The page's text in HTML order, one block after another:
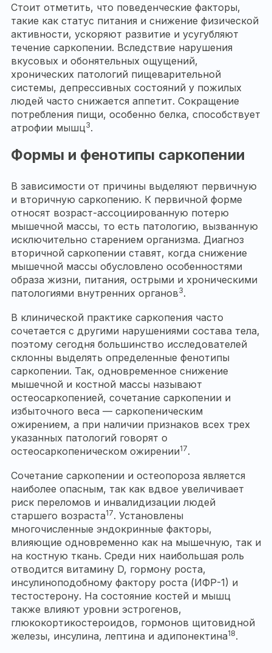
Стоит отметить, что поведенческие факторы,
такие как статус питания и снижение физической
активности, ускоряют развитие и усугубляют
течение саркопении. Вследствие нарушения
вкусовых и обонятельных ощущений,
хронических патологий пищеварительной
системы, депрессивных состояний у пожилых
людей часто снижается аппетит. Сокращение
потребления пищи, особенно белка, способствует
атрофии мышц3.
Формы и фенотипы саркопении
В зависимости от причины выделяют первичную
и вторичную саркопению. К первичной форме
относят возраст-ассоциированную потерю
мышечной массы, то есть патологию, вызванную
исключительно старением организма. Диагноз
вторичной саркопении ставят, когда снижение
мышечной массы обусловлено особенностями
образа жизни, питания, острыми и хроническими
патологиями внутренних органов3.
В клинической практике саркопения часто
сочетается с другими нарушениями состава тела,
поэтому сегодня большинство исследователей
склонны выделять определенные фенотипы
саркопении. Так, одновременное снижение
мышечной и костной массы называют
остеосаркопенией, сочетание саркопении и
избыточного веса — саркопеническим
ожирением, а при наличии признаков всех трех
указанных патологий говорят о
остеосаркопеническом ожирении17.
Сочетание саркопении и остеопороза является
наиболее опасным, так как вдвое увеличивает
риск переломов и инвалидизации людей
старшего возраста17. Установлены
многочисленные эндокринные факторы,
влияющие одновременно как на мышечную, так и
на костную ткань. Среди них наибольшая роль
отводится витамину D, гормону роста,
инсулиноподобному фактору роста (ИФР-1) и
тестостерону. На состояние костей и мышц
также влияют уровни эстрогенов,
глюкокортикостероидов, гормонов щитовидной
железы, инсулина, лептина и адипонектина18.